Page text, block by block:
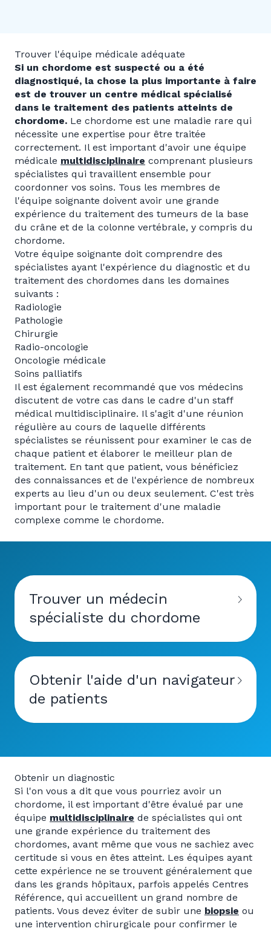
Trouver l'équipe médicale adéquate
Si un chordome est suspecté ou a été
diagnostiqué, la chose la plus importante à faire
est de trouver un centre médical spécialisé
dans le traitement des patients atteints de
chordome. Le chordome est une maladie rare qui
nécessite une expertise pour être traitée
correctement. Il est important d'avoir une équipe
médicale multidisciplinaire comprenant plusieurs
spécialistes qui travaillent ensemble pour
coordonner vos soins. Tous les membres de
l'équipe soignante doivent avoir une grande
expérience du traitement des tumeurs de la base
du crâne et de la colonne vertébrale, y compris du
chordome.
Votre équipe soignante doit comprendre des
spécialistes ayant l'expérience du diagnostic et du
traitement des chordomes dans les domaines
suivants :
Radiologie
Pathologie
Chirurgie
Radio-oncologie
Oncologie médicale
Soins palliatifs
Il est également recommandé que vos médecins
discutent de votre cas dans le cadre d'un staff
médical multidisciplinaire. Il s'agit d'une réunion
régulière au cours de laquelle différents
spécialistes se réunissent pour examiner le cas de
chaque patient et élaborer le meilleur plan de
traitement. En tant que patient, vous bénéficiez
des connaissances et de l'expérience de nombreux
experts au lieu d'un ou deux seulement. C'est très
important pour le traitement d'une maladie
complexe comme le chordome.
Trouver un médecin
spécialiste du chordome
Obtenir l'aide d'un navigateur
de patients
Obtenir un diagnostic
Si l'on vous a dit que vous pourriez avoir un
chordome, il est important d'être évalué par une
équipe multidisciplinaire de spécialistes qui ont
une grande expérience du traitement des
chordomes, avant même que vous ne sachiez avec
certitude si vous en êtes atteint. Les équipes ayant
cette expérience ne se trouvent généralement que
dans les grands hôpitaux, parfois appelés Centres
Référence, qui accueillent un grand nombre de
patients. Vous devez éviter de subir une biopsie ou
une intervention chirurgicale pour confirmer le